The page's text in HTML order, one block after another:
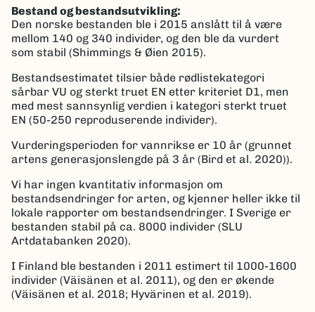
Bestand og bestandsutvikling:
Den norske bestanden ble i 2015 anslått til å være
mellom 140 og 340 individer, og den ble da vurdert
som stabil (Shimmings & Øien 2015).
Bestandsestimatet tilsier både rødlistekategori
sårbar VU og sterkt truet EN etter kriteriet D1, men
med mest sannsynlig verdien i kategori sterkt truet
EN (50-250 reproduserende individer).
Vurderingsperioden for vannrikse er 10 år (grunnet
artens generasjonslengde på 3 år (Bird et al. 2020)).
Vi har ingen kvantitativ informasjon om
bestandsendringer for arten, og kjenner heller ikke til
lokale rapporter om bestandsendringer. I Sverige er
bestanden stabil på ca. 8000 individer (SLU
Artdatabanken 2020).
I Finland ble bestanden i 2011 estimert til 1000-1600
individer (Väisänen et al. 2011), og den er økende
(Väisänen et al. 2018; Hyvärinen et al. 2019).